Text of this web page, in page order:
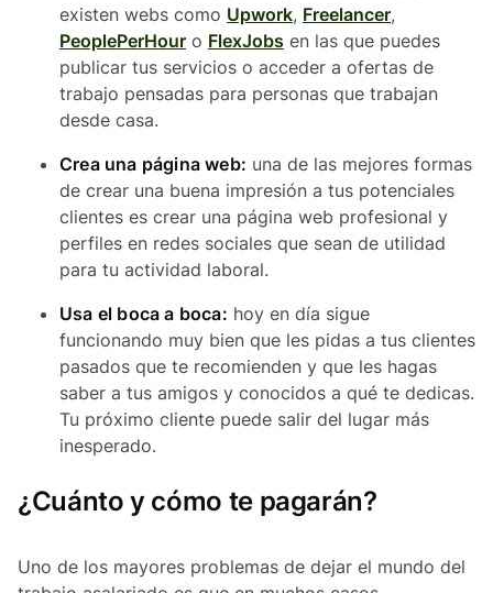
existen webs como Upwork, Freelancer,
PeoplePerHour o FlexJobs en las que puedes
publicar tus servicios o acceder a ofertas de
trabajo pensadas para personas que trabajan
desde casa.
Crea una página web: una de las mejores formas
de crear una buena impresión a tus potenciales
clientes es crear una página web profesional y
perfiles en redes sociales que sean de utilidad
para tu actividad laboral.
Usa el boca a boca: hoy en día sigue
funcionando muy bien que les pidas a tus clientes
pasados que te recomienden y que les hagas
saber a tus amigos y conocidos a qué te dedicas.
Tu próximo cliente puede salir del lugar más
inesperado.
¿Cuánto y cómo te pagarán?
Uno de los mayores problemas de dejar el mundo del